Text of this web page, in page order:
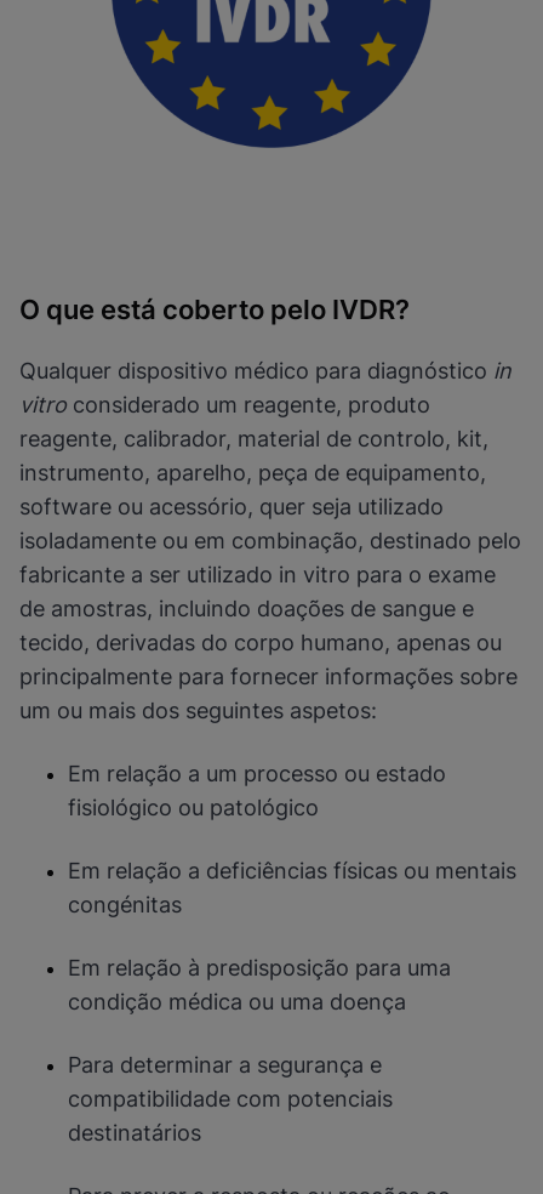
O que está coberto pelo IVDR?
Qualquer dispositivo médico para diagnóstico in
vitro considerado um reagente, produto
reagente, calibrador, material de controlo, kit,
instrumento, aparelho, peça de equipamento,
software ou acessório, quer seja utilizado
isoladamente ou em combinação, destinado pelo
fabricante a ser utilizado in vitro para o exame
de amostras, incluindo doações de sangue e
tecido, derivadas do corpo humano, apenas ou
principalmente para fornecer informações sobre
um ou mais dos seguintes aspetos:
Em relação a um processo ou estado
fisiológico ou patológico
Em relação a deficiências físicas ou mentais
congénitas
Em relação à predisposição para uma
condição médica ou uma doença
Para determinar a segurança e
compatibilidade com potenciais
destinatários